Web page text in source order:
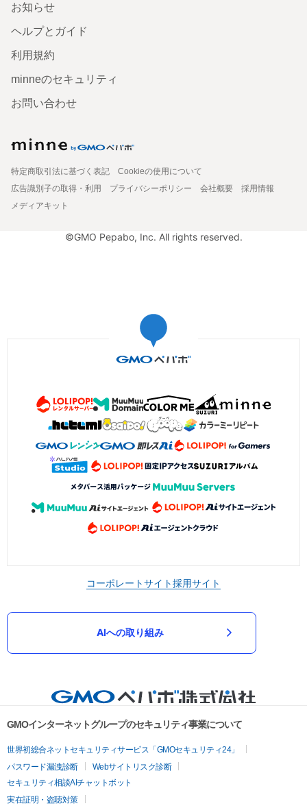
お知らせ
ヘルプとガイド
利用規約
minneのセキュリティ
お問い合わせ
特定商取引法に基づく表記
Cookieの使用について
広告識別子の取得・利用
プライバシーポリシー 会社概要
採用情報
メディアキット
©GMO Pepabo, Inc. All rights reserved.
コーポレートサイト採用サイト
AIへの取り組み
GMOインターネットグループのセキュリティ事業について
世界初総合ネットセキュリティサービス「GMOセキュリティ24」
パスワード漏洩診断
Webサイトリスク診断
セキュリティ相談AIチャットボット
実在証明・盗聴対策